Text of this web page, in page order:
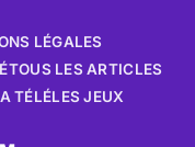
LÉGALES
TOUS LES ARTICLES
TÉLÉLES JEUX